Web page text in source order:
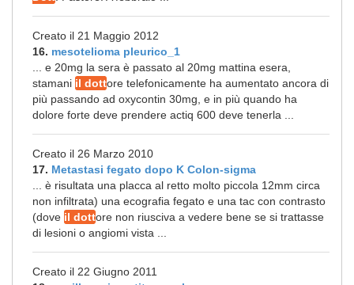
Creato il 21 Maggio 2012
16. mesotelioma pleurico_1
... e 20mg la sera è passato al 20mg mattina esera,
stamani il dottore telefonicamente ha aumentato ancora di
più passando ad oxycontin 30mg, e in più quando ha
dolore forte deve prendere actiq 600 deve tenerla ...
Creato il 26 Marzo 2010
17. Metastasi fegato dopo K Colon-sigma
... è risultata una placca al retto molto piccola 12mm circa
non infiltrata) una ecografia fegato e una tac con contrasto
(dove il dottore non riusciva a vedere bene se si trattasse
di lesioni o angiomi vista ...
Creato il 22 Giugno 2011